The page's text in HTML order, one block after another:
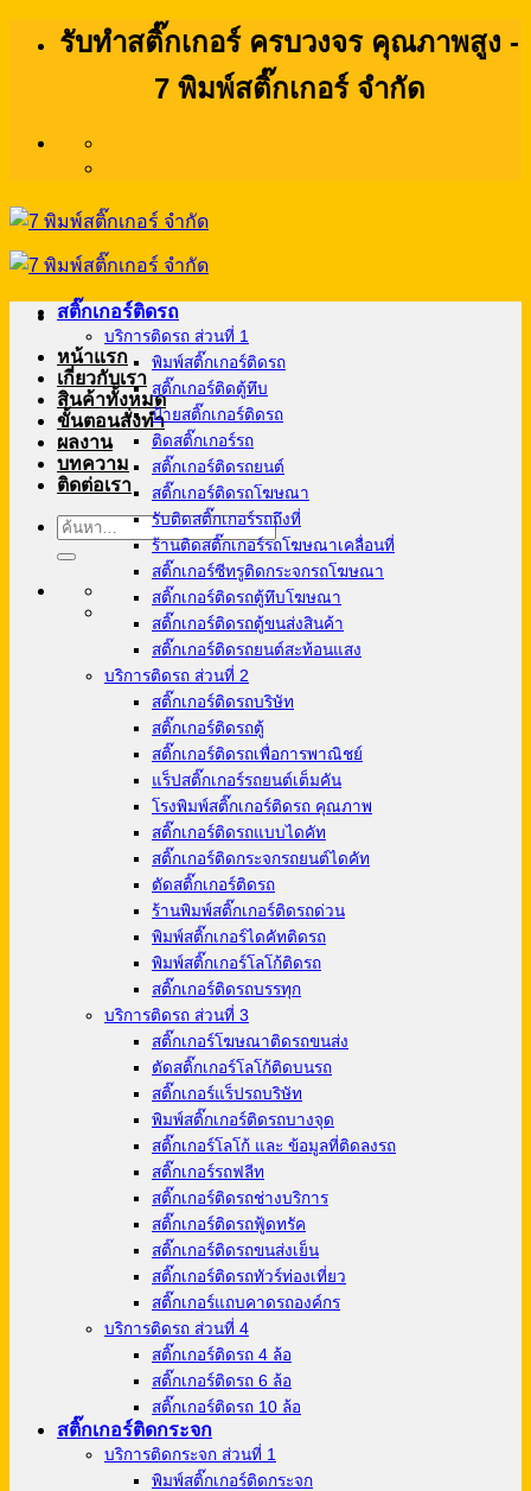
รับทำสติ๊กเกอร์ ครบวงจร คุณภาพสูง -
7 พิมพ์สติ๊กเกอร์ จำกัด
หน้าแรก
เกี่ยวกับเรา
สินค้าทั้งหมด
ขั้นตอนสั่งทำ
ผลงาน
บทความ
ติดต่อเรา
ค้นหา:
สติ๊กเกอร์ติดรถ
บริการติดรถ ส่วนที่ 1
พิมพ์สติ๊กเกอร์ติดรถ
สติ๊กเกอร์ติดตู้ทึบ
ป้ายสติ๊กเกอร์ติดรถ
ติดสติ๊กเกอร์รถ
สติ๊กเกอร์ติดรถยนต์
สติ๊กเกอร์ติดรถโฆษณา
รับติดสติ๊กเกอร์รถถึงที่
ร้านติดสติ๊กเกอร์รถโฆษณาเคลื่อนที่
สติ๊กเกอร์ซีทรูติดกระจกรถโฆษณา
สติ๊กเกอร์ติดรถตู้ทึบโฆษณา
สติ๊กเกอร์ติดรถตู้ขนส่งสินค้า
สติ๊กเกอร์ติดรถยนต์สะท้อนแสง
บริการติดรถ ส่วนที่ 2
สติ๊กเกอร์ติดรถบริษัท
สติ๊กเกอร์ติดรถตู้
สติ๊กเกอร์ติดรถเพื่อการพาณิชย์
แร็ปสติ๊กเกอร์รถยนต์เต็มคัน
โรงพิมพ์สติ๊กเกอร์ติดรถ คุณภาพ
สติ๊กเกอร์ติดรถแบบไดคัท
สติ๊กเกอร์ติดกระจกรถยนต์ไดคัท
ตัดสติ๊กเกอร์ติดรถ
ร้านพิมพ์สติ๊กเกอร์ติดรถด่วน
พิมพ์สติ๊กเกอร์ไดคัทติดรถ
พิมพ์สติ๊กเกอร์โลโก้ติดรถ
สติ๊กเกอร์ติดรถบรรทุก
บริการติดรถ ส่วนที่ 3
สติ๊กเกอร์โฆษณาติดรถขนส่ง
ตัดสติ๊กเกอร์โลโก้ติดบนรถ
สติ๊กเกอร์แร็ปรถบริษัท
พิมพ์สติ๊กเกอร์ติดรถบางจุด
สติ๊กเกอร์โลโก้ และ ข้อมูลที่ติดลงรถ
สติ๊กเกอร์รถฟลีท
สติ๊กเกอร์ติดรถช่างบริการ
สติ๊กเกอร์ติดรถฟู้ดทรัค
สติ๊กเกอร์ติดรถขนส่งเย็น
สติ๊กเกอร์ติดรถทัวร์ท่องเที่ยว
สติ๊กเกอร์แถบคาดรถองค์กร
บริการติดรถ ส่วนที่ 4
สติ๊กเกอร์ติดรถ 4 ล้อ
สติ๊กเกอร์ติดรถ 6 ล้อ
สติ๊กเกอร์ติดรถ 10 ล้อ
สติ๊กเกอร์ติดกระจก
บริการติดกระจก ส่วนที่ 1
พิมพ์สติ๊กเกอร์ติดกระจก